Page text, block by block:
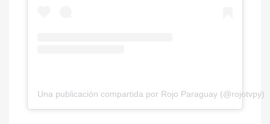
Una publicación compartida por Rojo Paraguay (@rojotvpy)